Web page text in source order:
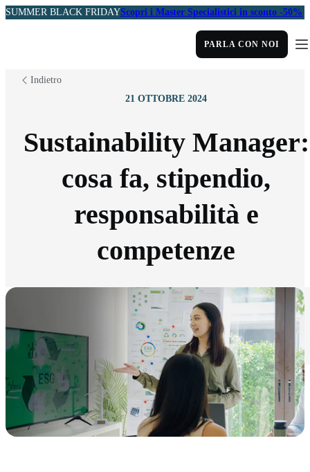
SUMMER BLACK FRIDAYScopri i Master Specialistici in sconto -50%
PARLA CON NOI
Indietro
21 OTTOBRE 2024
Sustainability Manager:
cosa fa, stipendio,
responsabilità e
competenze